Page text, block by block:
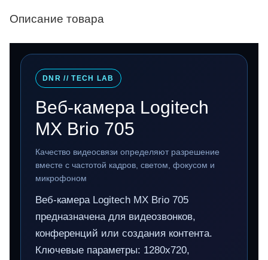
Описание товара
DNR // TECH LAB
Веб-камера Logitech
MX Brio 705
Качество видеосвязи определяют разрешение
вместе с частотой кадров, светом, фокусом и
микрофоном
Веб-камера Logitech MX Brio 705
предназначена для видеозвонков,
конференций или создания контента.
Ключевые параметры: 1280x720,